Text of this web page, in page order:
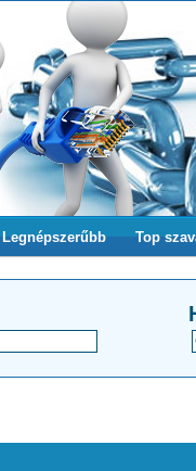
Legnépszerűbb Top